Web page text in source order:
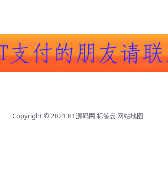
Copyright © 2021 K1源码网 标签云 网站地图